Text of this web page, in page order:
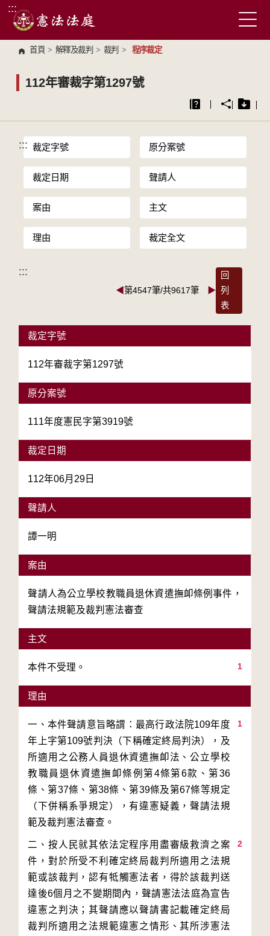
跳到主要內容區塊
:::
首頁 > 解釋及裁判 > 裁判 > 程序裁定
112年審裁字第1297號
::: 裁定字號 原分案號
裁定日期 聲請人
案由 主文
理由 裁定全文
:::
◀第4547筆/共9617筆 ▶
回
列
表
裁定字號
112年審裁字第1297號
原分案號
111年度憲民字第3919號
裁定日期
112年06月29日
聲請人
譚一明
案由
聲請人為公立學校教職員退休資遣撫卹條例事件，
聲請法規範及裁判憲法審查
主文
1
本件不受理。
理由
1
一、本件聲請意旨略謂：最高行政法院109年度
年上字第109號判決（下稱確定終局判決），及
所適用之公務人員退休資遣撫卹法、公立學校
教職員退休資遣撫卹條例第4條第6款、第36
條、第37條、第38條、第39條及第67條等規定
（下併稱系爭規定），有違憲疑義，聲請法規
2
二、按人民就其依法定程序用盡審級救濟之案
件，對於所受不利確定終局裁判所適用之法規
範或該裁判，認有牴觸憲法者，得於該裁判送
達後6個月之不變期間內，聲請憲法法庭為宣告
違憲之判決；其聲請應以聲請書記載確定終局
裁判所適用之法規範違憲之情形、其所涉憲法